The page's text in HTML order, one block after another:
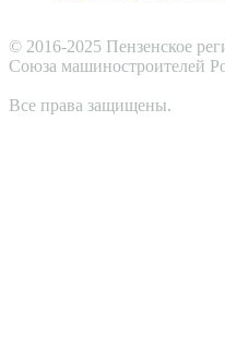
© 2016-2025 Пензенское
Cоюза машиностроителей
Все права защищены.